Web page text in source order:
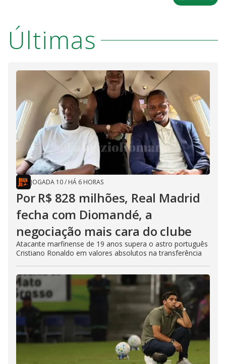
Últimas
JOGADA 10/ HÁ 6 HORAS
Por R$ 828 milhões, Real Madrid
fecha com Diomandé, a
negociação mais cara do clube
Atacante marfinense de 19 anos supera o astro português
Cristiano Ronaldo em valores absolutos na transferência